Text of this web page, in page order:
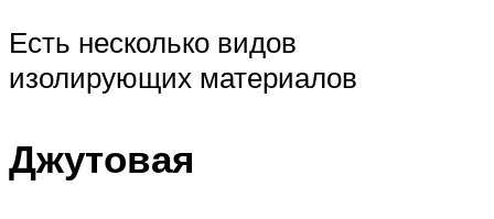
Есть несколько видов
изолирующих материалов
Джутовая